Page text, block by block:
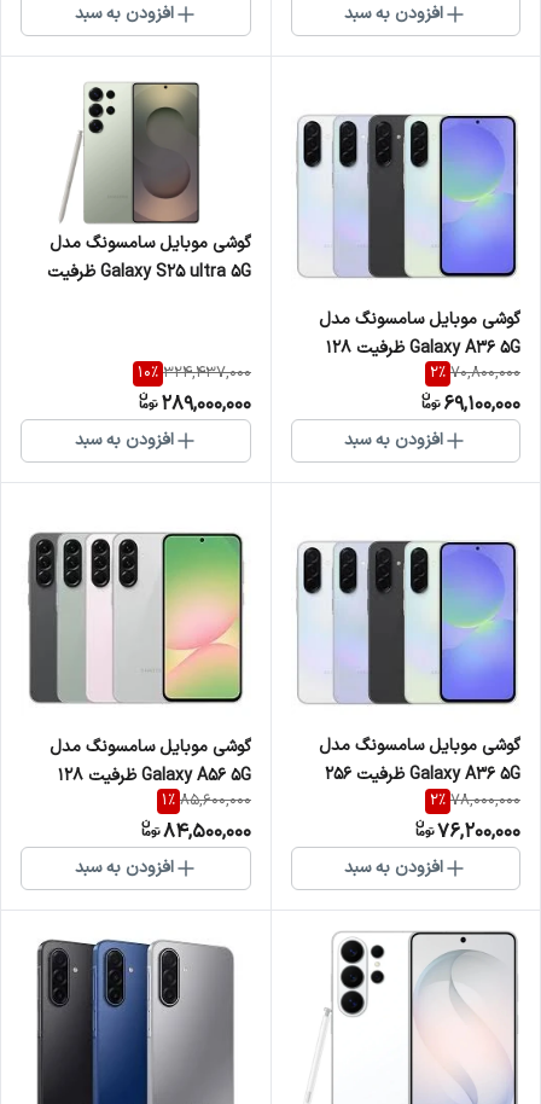
افزودن به سبد افزودن به سبد
گوشی موبایل سامسونگ مدل
Galaxy A36 5G ظرفیت 128
گیگابایت و رم 8
70,800,000
2%
69,100,000
افزودن به سبد
گوشی موبایل سامسونگ مدل
Galaxy S25 ultra 5G ظرفیت
324,437,000
10%
289,000,000
افزودن به سبد
گوشی موبایل سامسونگ مدل
Galaxy A36 5G ظرفیت 256
گیگابایت و رم 8
78,000,000
2%
76,200,000
افزودن به سبد
گوشی موبایل سامسونگ مدل
Galaxy A56 5G ظرفیت 128
گیگابایت و رم 8
85,600,000
1%
84,500,000
افزودن به سبد